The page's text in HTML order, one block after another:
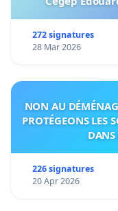
272 signatures
28 Mar 2026
NON AU
PROTÉGEONS LES
DANS
226 signatures
20 Apr 2026